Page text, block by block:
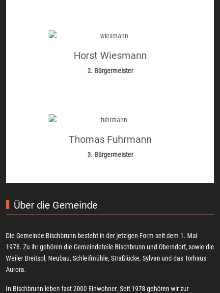
Horst Wiesmann
2. Bürgermeister
Thomas Fuhrmann
3. Bürgermeister
Über die Gemeinde
Die Gemeinde Bischbrunn besteht in der jetzigen Form seit dem 1. Mai
1978. Zu ihr gehören die Gemeindeteile Bischbrunn und Oberndorf, sowie die
Weiler Breitsol, Neubau, Schleifmühle, Straßlücke, Sylvan und das Torhaus
Aurora.
In Bischbrunn leben fast 2000 Einwohner. Seit 1978 gehören wir zur